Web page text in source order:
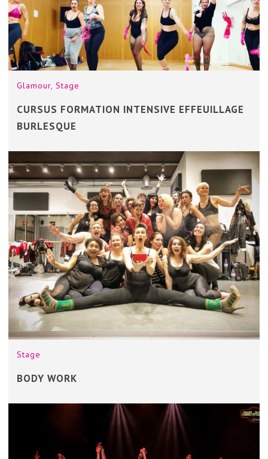
Glamour, Stage
CURSUS FORMATION INTENSIVE EFFEUILLAGE
BURLESQUE
Stage
BODY WORK